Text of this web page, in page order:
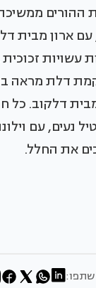
ההורים
עם ארון מבית
עשויות זכוכית
דלת מראה
דלקוב. כל
נעים, עם
את החלל.